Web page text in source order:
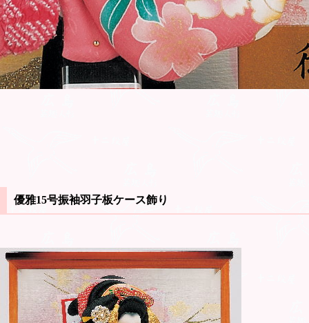
優雅15号振袖羽子板ケース飾り